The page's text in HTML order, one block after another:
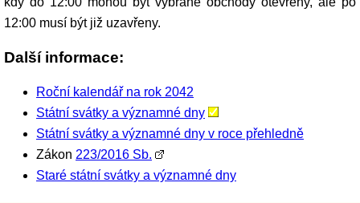
12:00 musí být již uzavřeny.
Další informace:
Roční kalendář na rok 2042
Státní svátky a významné dny
Státní svátky a významné dny v roce přehledně
Zákon 223/2016 Sb.
Staré státní svátky a významné dny